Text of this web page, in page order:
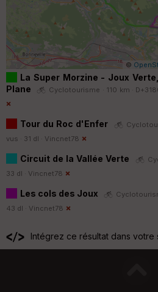
©
La Super Morzine - Joux
Plane
Cyclotourisme · 110 km ·
Tour du Roc d'Enfer
vus · 31 dl · Vincnet78
Circuit de la Vallée Verte
33 dl · Vincnet78
Les cols des Joux
43 dl · Vincnet78
Intégrez ce résultat dans votre